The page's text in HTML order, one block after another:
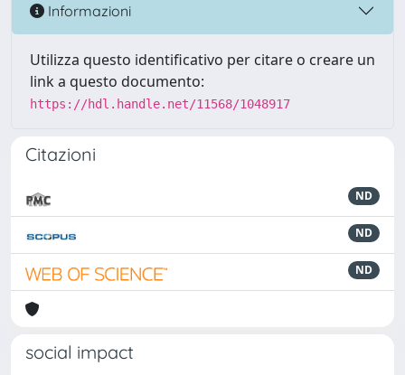
Informazioni
Utilizza questo identificativo per citare o creare un
link a questo documento:
https://hdl.handle.net/11568/1048917
Citazioni
ND
ND
ND
social impact